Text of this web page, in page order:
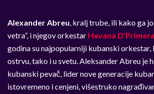
Alexander Abreu, kralj trube, ili kako ga
vetra”, i njegov orkestar Havana D’Primera
godina su najpopularniji kubanski orkestar,
ostrvu, tako i u svetu. Aleksander Abreu je
kubanski pevač, lider nove generacije
istovremeno i cenjeni, višestruko